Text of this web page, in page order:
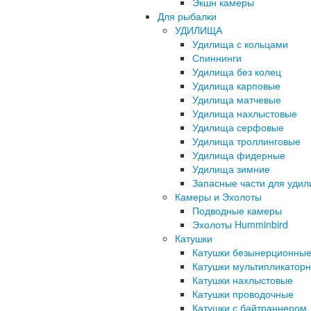
Для рыбалки
УДИЛИЩА
Удилища с кольцами
Спиннинги
Удилища без колец
Удилища карповые
Удилища матчевые
Удилища нахлыстовые
Удилища серфовые
Удилища троллинговые
Удилища фидерные
Удилища зимние
Запасные части для
Камеры и Эхолоты
Подводные камеры
Эхолоты Humminbird
Катушки
Катушки безынерционные
Катушки
Катушки нахлыстовые
Катушки проводочные
Катушки с байтраннером